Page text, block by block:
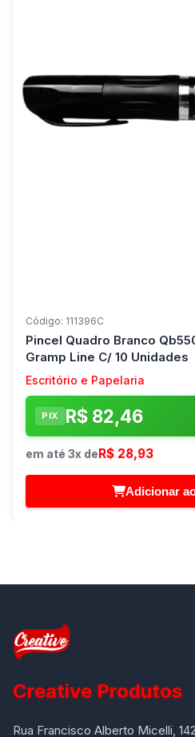
Código: 111396C
Pincel Quadro Branco
Gramp Line C/ 10 Unidades
Escritório e Papelaria
PIX R$ 82,46
em até 3x deR$ 28,93
Adicionar
Creative Produtos
Rua Francisco Alberto Micelli, 142